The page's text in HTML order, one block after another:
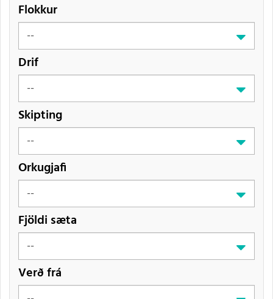
Flokkur
Drif
Skipting
Orkugjafi
Fjöldi sæta
Verð frá